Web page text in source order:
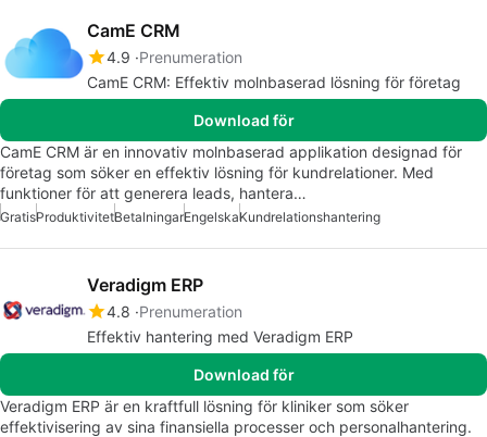
CamE CRM
4.9 Prenumeration
CamE CRM: Effektiv molnbaserad lösning för företag
Download för
CamE CRM är en innovativ molnbaserad applikation designad för
företag som söker en effektiv lösning för kundrelationer. Med
funktioner för att generera leads, hantera…
GratisProduktivitetBetalningarEngelskaKundrelationshantering
Veradigm ERP
4.8 Prenumeration
Effektiv hantering med Veradigm ERP
Download för
Veradigm ERP är en kraftfull lösning för kliniker som söker
effektivisering av sina finansiella processer och personalhantering.